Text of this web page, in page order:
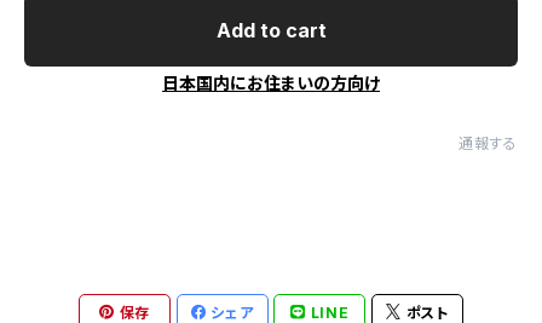
Add to cart
日本国内にお住まいの方向け
通報する
保存 シェア LINE ポスト